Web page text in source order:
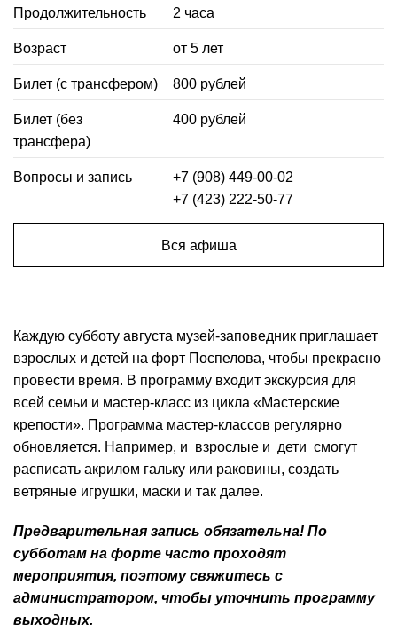
Продолжительность 2 часа
Возраст от 5 лет
Билет (с трансфером) 800 рублей
Билет (без
трансфера)
400 рублей
Вопросы и запись
+7 (908) 449-00-02
+7 (423) 222-50-77
Вся афиша
Каждую субботу августа музей-заповедник приглашает
взрослых и детей на форт Поспелова, чтобы прекрасно
провести время. В программу входит экскурсия для
всей семьи и мастер-класс из цикла «Мастерские
крепости». Программа мастер-классов регулярно
обновляется. Например, и взрослые и дети смогут
расписать акрилом гальку или раковины, создать
ветряные игрушки, маски и так далее.
Предварительная запись обязательна! По
субботам на форте часто проходят
мероприятия, поэтому свяжитесь с
администратором, чтобы уточнить программу
выходных.